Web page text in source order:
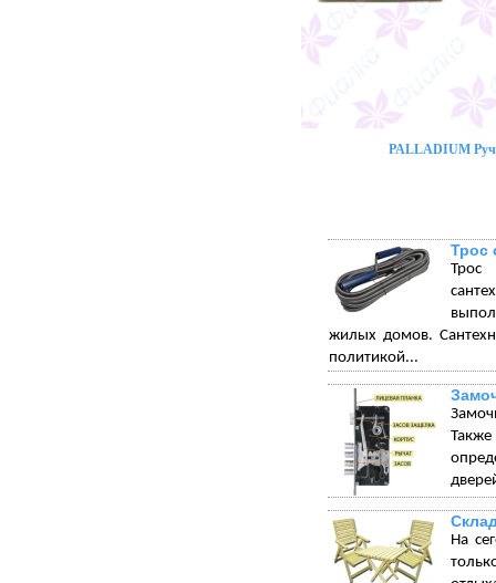
PALLADIUM
Трос
Трос
жилых домов.
политикой...
На